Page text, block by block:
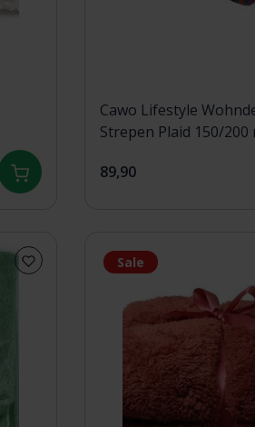
Cawo Lifestyle
Strepen Plaid 150/
89,90
Sale